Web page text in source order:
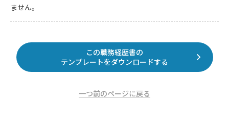
ません。
この職務経歴書の
テンプレートをダウンロードする
一つ前のページに戻る